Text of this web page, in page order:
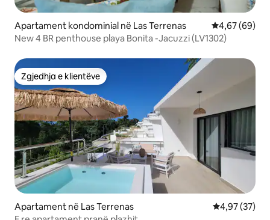
Apartament kondominial në Las Terrenas Vlerësimi
4,67 (69)
New 4 BR penthouse playa Bonita -Jacuzzi (LV1302)
Zgjedhja e klientëve
Zgjedhja e klientëve
Apartament në Las Terrenas Vlerësimi
4,97 (37)